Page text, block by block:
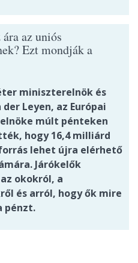
az uniós
Ezt mondják a
miniszterelnök és
der Leyen, az Európai
múlt pénteken
hogy 16,4 milliárd
lehet újra elérhető
Járókelők
okokról, a
és arról, hogy ők mire
pénzt.